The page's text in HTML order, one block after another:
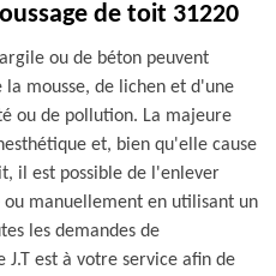
de toit 31220
ou de béton peuvent
mousse, de lichen et d'une
ou de pollution. La majeure
et, bien qu'elle cause
il est possible de l'enlever
ou manuellement en utilisant un
les demandes de
J.T est à votre service afin de